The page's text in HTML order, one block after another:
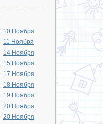
10 Ноября
11 Ноября
14 Ноября
15 Ноября
17 Ноября
18 Ноября
19 Ноября
20 Ноября
20 Ноября